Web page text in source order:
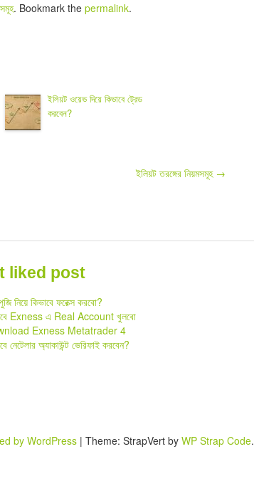
সমূহ. Bookmark the permalink.
ইলিয়ট ওয়েভ দিয়ে কিভাবে ট্রেড
করবেন?
ইলিয়ট তরঙ্গের নিয়মসমূহ →
liked post
নিয়ে কিভাবে ফরেক্স করবো?
Exness এ Real Account খুলবো
Exness Metatrader 4
নেটেলার অ্যাকাউন্ট ভেরিফাই করবেন?
by WordPress | Theme: StrapVert by WP Strap Code.